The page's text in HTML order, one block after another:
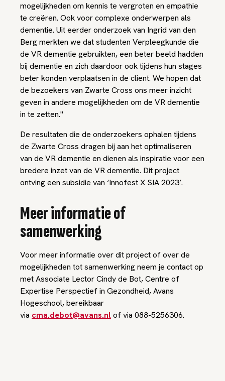
mogelijkheden om kennis te vergroten en empathie
te creëren. Ook voor complexe onderwerpen als
dementie. Uit eerder onderzoek van Ingrid van den
Berg merkten we dat studenten Verpleegkunde die
de VR dementie gebruikten, een beter beeld hadden
bij dementie en zich daardoor ook tijdens hun stages
beter konden verplaatsen in de client. We hopen dat
de bezoekers van Zwarte Cross ons meer inzicht
geven in andere mogelijkheden om de VR dementie
in te zetten."
De resultaten die de onderzoekers ophalen tijdens
de Zwarte Cross dragen bij aan het optimaliseren
van de VR dementie en dienen als inspiratie voor een
bredere inzet van de VR dementie. Dit project
ontving een subsidie van ‘Innofest X SIA 2023’.
Meer informatie of
samenwerking
Voor meer informatie over dit project of over de
mogelijkheden tot samenwerking neem je contact op
met Associate Lector Cindy de Bot, Centre of
Expertise Perspectief in Gezondheid, Avans
Hogeschool, bereikbaar
via cma.debot@avans.nlof via 088-5256306.